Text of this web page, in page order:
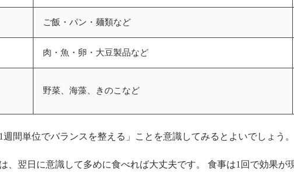
ご飯・パン・麺類など
肉・魚・卵・大豆製品など
野菜、海藻、きのこなど
間単位でバランスを整える」ことを意識してみるとよいでしょう。
翌日に意識して多めに食べれば大丈夫です。 食事は1回で効果が